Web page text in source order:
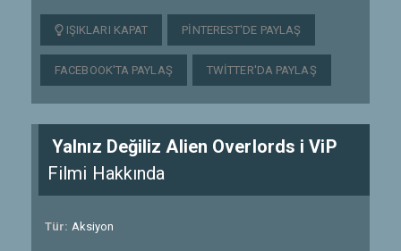
IŞIKLARI KAPAT PINTEREST'DE PAYLAŞ
FACEBOOK'TA PAYLAŞ TWITTER'DA PAYLAŞ
Yalnız Değiliz Alien Overlords i ViP
Filmi Hakkında
Tür: Aksiyon